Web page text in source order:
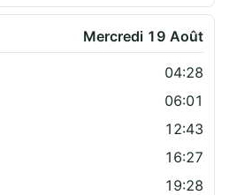
Mercredi 19 Août
04:28
06:01
12:43
16:27
19:28